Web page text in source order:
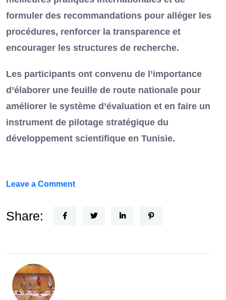
formuler des recommandations pour alléger les
procédures, renforcer la transparence et
encourager les structures de recherche.
Les participants ont convenu de l’importance
d’élaborer une feuille de route nationale pour
améliorer le système d’évaluation et en faire un
instrument de pilotage stratégique du
développement scientifique en Tunisie.
Leave a Commenton
Horizon
la
Share: